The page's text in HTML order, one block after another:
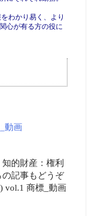
わかり易く、より
心が有る方の役に
動画
的財産：権利
記事もどうぞ
vol.1 商標_動画